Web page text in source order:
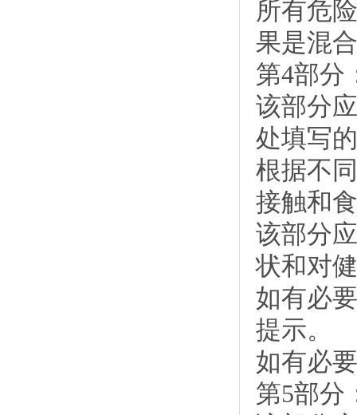
所有危
果是混
第4部分
该部分
处填写
根据不
接触和
该部分
状和对
如有必
提示。
如有必
第5部分